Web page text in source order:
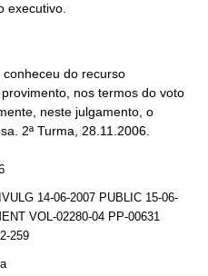
executivo.
do recurso
nos termos do voto
neste julgamento, o
2ª Turma, 28.11.2006.
14-06-2007 PUBLIC 15-06-
VOL-02280-04 PP-00631
259